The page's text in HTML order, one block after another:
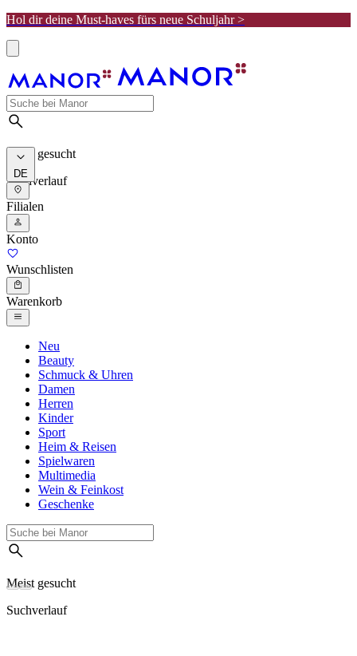
Hol dir deine Must-haves fürs neue Schuljahr >
Meist gesucht
Suchverlauf
DE
Filialen
Konto
Wunschlisten
Warenkorb
Neu
Beauty
Schmuck & Uhren
Damen
Herren
Kinder
Sport
Heim & Reisen
Spielwaren
Multimedia
Wein & Feinkost
Geschenke
Meist gesucht
Suchverlauf